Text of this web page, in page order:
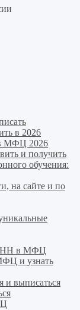
в 2026
в МФЦ 2026
и получить
обучения:
на сайте и по
ИНН в МФЦ
и узнать
и выписаться